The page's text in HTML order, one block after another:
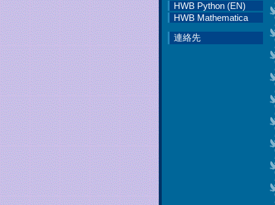
HWB Python (EN)
HWB Mathematica
連絡先